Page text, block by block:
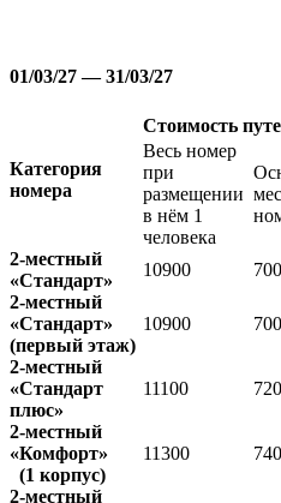
01/03/27 — 31/03/27
Категория
номера
Стоимость
Весь номер
при
размещении
в нём 1
человека
2-местный
«Стандарт»
10900
2-местный
«Стандарт»
(первый этаж)
10900
2-местный
«Стандарт
плюс»
11100
2-местный
«Комфорт»
(1 корпус)
11300
2-местный